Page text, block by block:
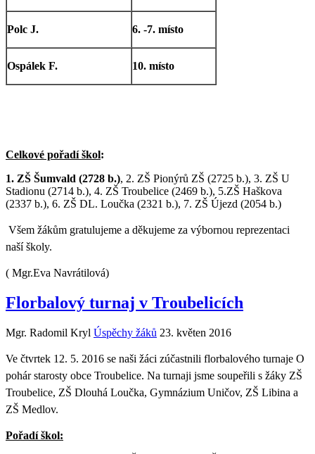
Polc J. 6. -7. místo
Ospálek F. 10. místo
Celkové pořadí škol:
1. ZŠ Šumvald (2728 b.), 2. ZŠ Pionýrů ZŠ (2725 b.), 3. ZŠ U
Stadionu (2714 b.), 4. ZŠ Troubelice (2469 b.), 5.ZŠ Haškova
(2337 b.), 6. ZŠ DL. Loučka (2321 b.), 7. ZŠ Újezd (2054 b.)
Všem žákům gratulujeme a děkujeme za výbornou reprezentaci
naší školy.
( Mgr.Eva Navrátilová)
Florbalový turnaj v Troubelicích
Mgr. Radomil Kryl Úspěchy žáků 23. květen 2016
Ve čtvrtek 12. 5. 2016 se naši žáci zúčastnili florbalového turnaje O
pohár starosty obce Troubelice. Na turnaji jsme soupeřili s žáky ZŠ
Troubelice, ZŠ Dlouhá Loučka, Gymnázium Uničov, ZŠ Libina a
ZŠ Medlov.
Pořadí škol: